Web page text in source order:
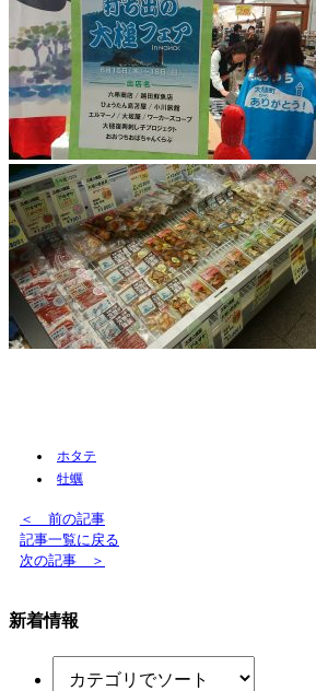
ホタテ
牡蠣
＜ 前の記事
記事一覧に戻る
次の記事 ＞
新着情報